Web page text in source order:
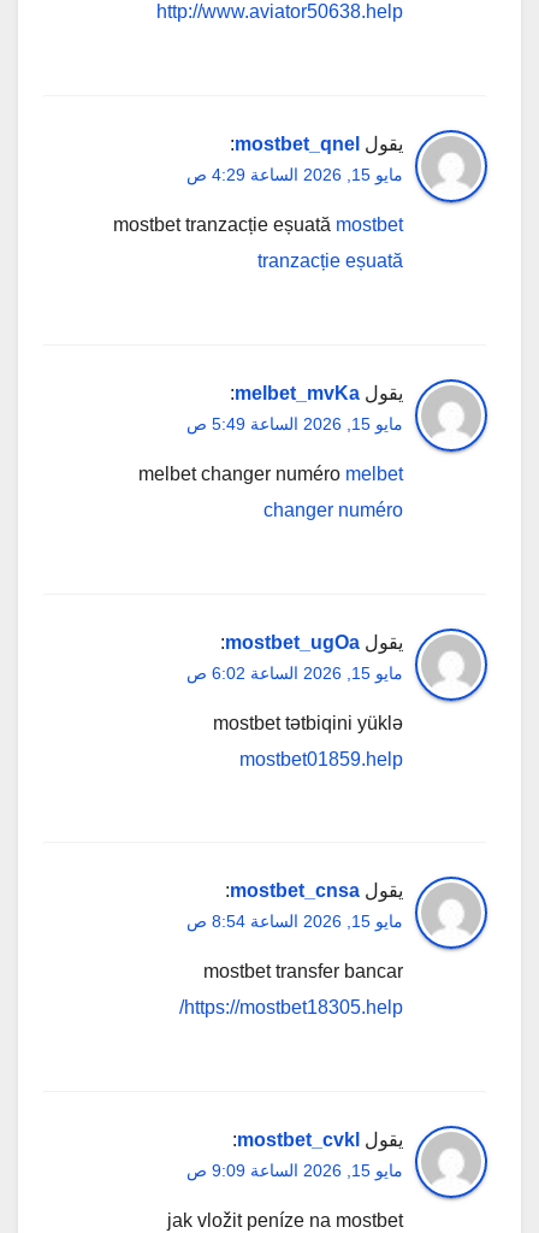
http://www.aviator50638.help
يقول mostbet_qnel
:
مايو 15, 2026 الساعة 4:29 ص
mostbet tranzacție eșuată mostbet
tranzacție eșuată
يقول melbet_mvKa
:
مايو 15, 2026 الساعة 5:49 ص
melbet changer numéro melbet
changer numéro
يقول mostbet_ugOa
:
مايو 15, 2026 الساعة 6:02 ص
mostbet tətbiqini yüklə
mostbet01859.help
يقول mostbet_cnsa
:
مايو 15, 2026 الساعة 8:54 ص
mostbet transfer bancar
https://mostbet18305.help/
يقول mostbet_cvkl
:
مايو 15, 2026 الساعة 9:09 ص
jak vložit peníze na mostbet